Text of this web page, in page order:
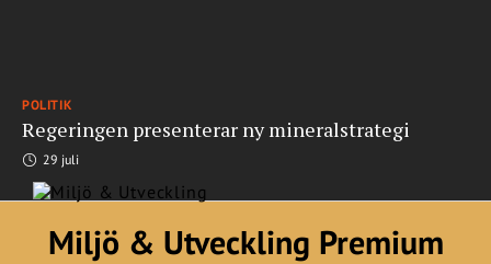
POLITIK
Regeringen presenterar ny mineralstrategi
29 juli
Miljö & Utveckling Premium